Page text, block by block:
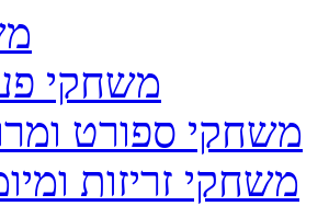
משחקי
משחקי ספורט
משחקי זריזות